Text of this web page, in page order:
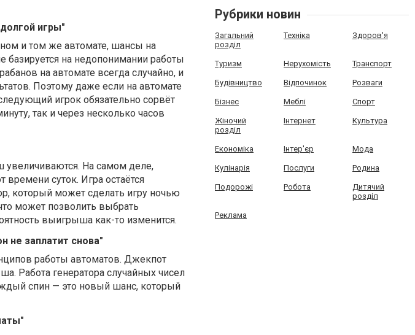
игры"
и том же автомате, шансы на
на недопонимании работы
на автомате всегда случайно, и
Поэтому даже если на автомате
игрок обязательно сорвёт
так и через несколько часов
На самом деле,
суток. Игра остаётся
который может сделать игру ночью
может позволить выбрать
выигрыша как-то изменится.
не заплатит снова"
работы автоматов. Джекпот
Работа генератора случайных чисел
спин — это новый шанс, который
Рубрики новин
Загальний
розділ
Техніка Здоров'я
Туризм Нерухомість Транспорт
Будівництво Відпочинок Розваги
Бізнес Меблі Спорт
Жіночий
розділ
Інтернет Культура
Економіка Інтер'єр Мода
Кулінарія Послуги Родина
Подорожі Робота
Дитячий
розділ
Реклама